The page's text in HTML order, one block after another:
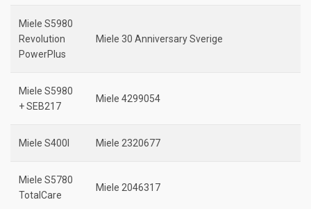
Miele S5980
Revolution
PowerPlus
Miele 30 Anniversary Sverige
Miele S5980
+ SEB217
Miele 4299054
Miele S400I Miele 2320677
Miele S5780
TotalCare
Miele 2046317